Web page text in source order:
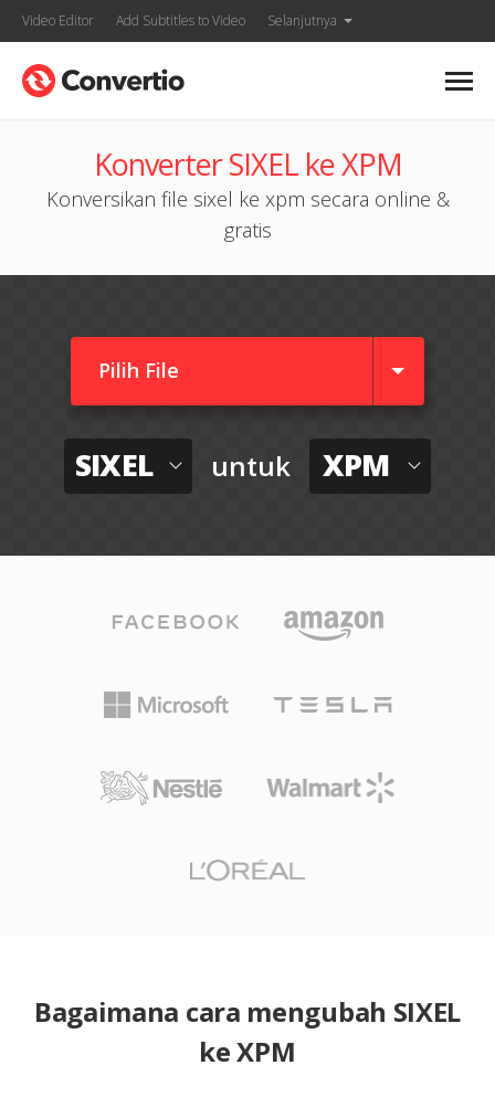
Video Editor Add Subtitles to Video Selanjutnya
Konverter SIXEL ke XPM
Konversikan file sixel ke xpm secara online &
gratis
Pilih File
SIXEL untuk XPM
Bagaimana cara mengubah SIXEL
ke XPM